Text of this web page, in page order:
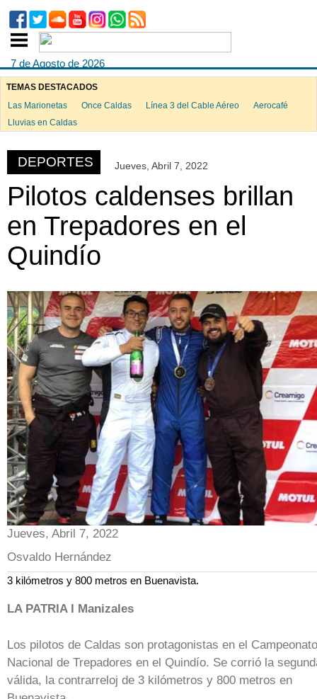
7 de Agosto de 2026
TEMAS DESTACADOS
Las Marionetas
Once Caldas Línea 3 del Cable Aéreo
Aerocafé
Lluvias en Caldas
DEPORTES Jueves, Abril 7, 2022
Pilotos caldenses brillan
en Trepadores en el
Quindío
Jueves, Abril 7, 2022
Osvaldo Hernández
3 kilómetros y 800 metros en Buenavista.
LA PATRIA I Manizales
Los pilotos de Caldas son protagonistas en el Campeonato
Nacional de Trepadores en el Quindío. Se corrió la
válida, la contrarreloj de 3 kilómetros y 800 metros en